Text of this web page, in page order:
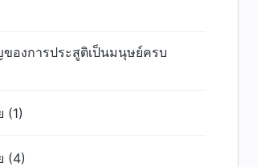
องการประสูติเป็นมนุษย์ครบ
(1)
(4)